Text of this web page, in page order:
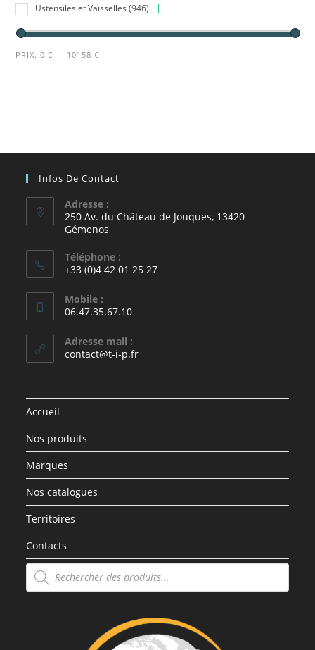
Ustensiles et Vaisselles (946)
PRIX:0 € — 10158 €
Infos De Contact
Adresse :
250 Av. du Château de Jouques, 13420
Gémenos
Téléphone :
+33 (0)4 42 01 25 27
Mobile :
06.47.35.67.10
Adresse mail :
contact@t-i-p.fr
Accueil
Nos produits
Marques
Nos catalogues
Territoires
Contacts
Recherche
de
produits